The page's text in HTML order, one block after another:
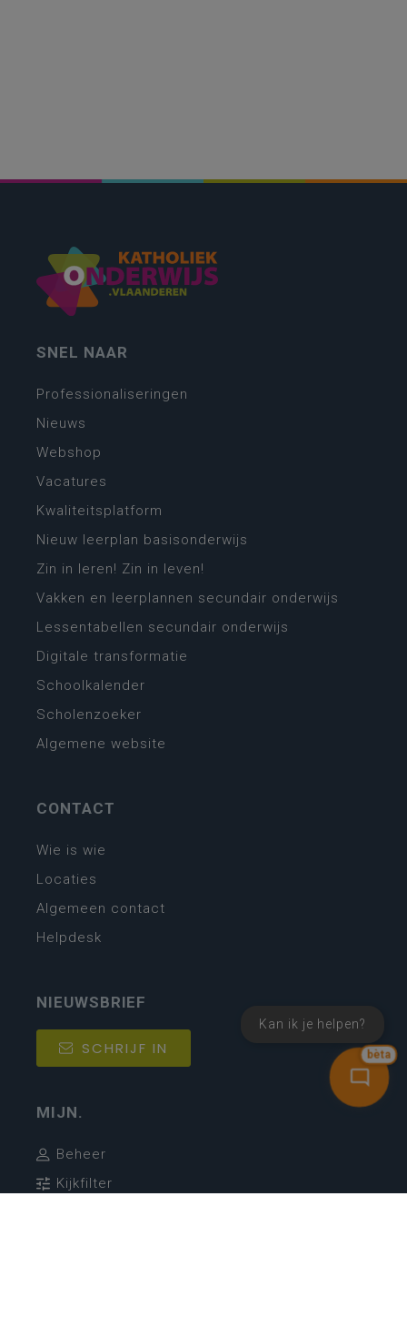
bèta
Kan ik je helpen?
SNEL NAAR
Professionaliseringen
Nieuws
Webshop
Vacatures
Kwaliteitsplatform
Nieuw leerplan basisonderwijs
Zin in leren! Zin in leven!
Vakken en leerplannen secundair onderwijs
Lessentabellen secundair onderwijs
Digitale transformatie
Schoolkalender
Scholenzoeker
Algemene website
CONTACT
Wie is wie
Locaties
Algemeen contact
Helpdesk
NIEUWSBRIEF
SCHRIJF IN
MIJN.
Beheer
Kijkfilter